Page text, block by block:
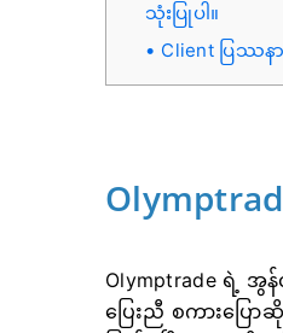
သုံးပြုပါ။
Client ပြဿန
Olymptrade ရဲ့
ပြေးညီ စကားပြ